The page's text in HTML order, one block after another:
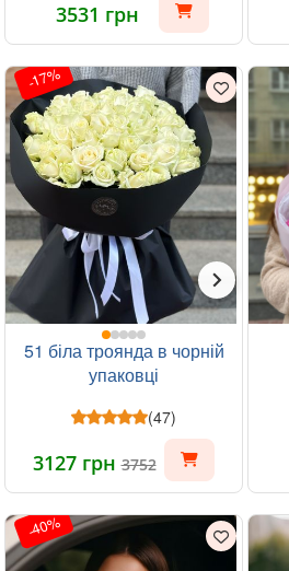
3531 грн
-17%
51 біла троянда в чорній
упаковці
(47)
3127 грн3752
-40%